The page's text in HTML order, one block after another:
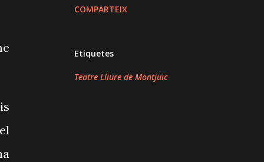
COMPARTEIX
Etiquetes
Teatre Lliure de Montjuïc